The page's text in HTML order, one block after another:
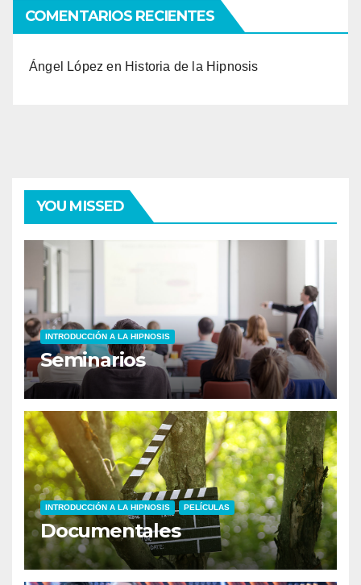
COMENTARIOS RECIENTES
Ángel López en Historia de la Hipnosis
YOU MISSED
INTRODUCCIÓN A LA HIPNOSIS
Seminarios
INTRODUCCIÓN A LA HIPNOSIS PELÍCULAS
Documentales